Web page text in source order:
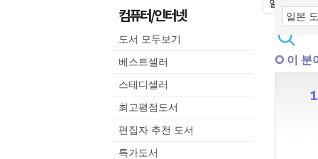
일본어입력
컴퓨터/인터넷
도서 모두보기
베스트셀러
스테디셀러
최고평점도서
편집자 추천 도서
특가도서
이 분